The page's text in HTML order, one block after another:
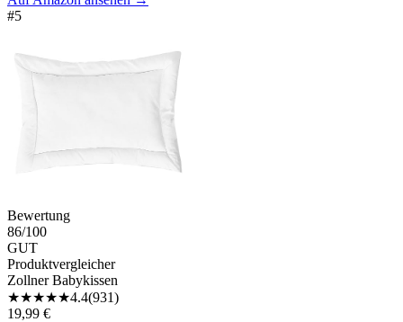
#5
Bewertung
86/100
GUT
Produktvergleicher
Zollner Babykissen
★★★★★4.4(931)
19,99 €